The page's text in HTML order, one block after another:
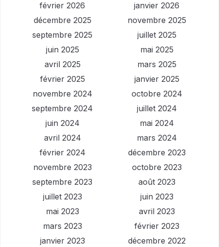
février 2026
janvier 2026
décembre 2025
novembre 2025
septembre 2025
juillet 2025
juin 2025
mai 2025
avril 2025
mars 2025
février 2025
janvier 2025
novembre 2024
octobre 2024
septembre 2024
juillet 2024
juin 2024
mai 2024
avril 2024
mars 2024
février 2024
décembre 2023
novembre 2023
octobre 2023
septembre 2023
août 2023
juillet 2023
juin 2023
mai 2023
avril 2023
mars 2023
février 2023
janvier 2023
décembre 2022